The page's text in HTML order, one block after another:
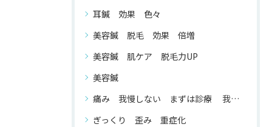
耳鍼 効果 色々
美容鍼 脱毛 効果 倍増
美容鍼 肌ケア 脱毛力UP
美容鍼
痛み 我慢しない まずは診療 我慢する 必要 が ない
ぎっくり 歪み 重症化